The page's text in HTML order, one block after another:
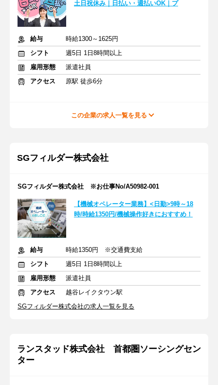
土日祝休み｜日払い・週払いOK｜プ
給与
時給1300～1625円
シフト
週5日 1日8時間以上
雇用形態
派遣社員
アクセス
原駅 徒歩6分
この企業の求人一覧を見る
SGフィルダー株式会社
SGフィルダー株式会社 ※お仕事No/A50982-001
【機械オペレーター業務】<日勤>9時～18
時/時給1350円/機械操作好きにおすすめ！
給与
時給1350円 ※交通費支給
シフト
週5日 1日8時間以上
雇用形態
派遣社員
アクセス
越谷レイクタウン駅
SGフィルダー株式会社の求人一覧を見る
ランスタッド株式会社 首都圏ソーシングセン
ター